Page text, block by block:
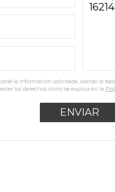
la información solicitada, siendo la
los derechos como se explica en la